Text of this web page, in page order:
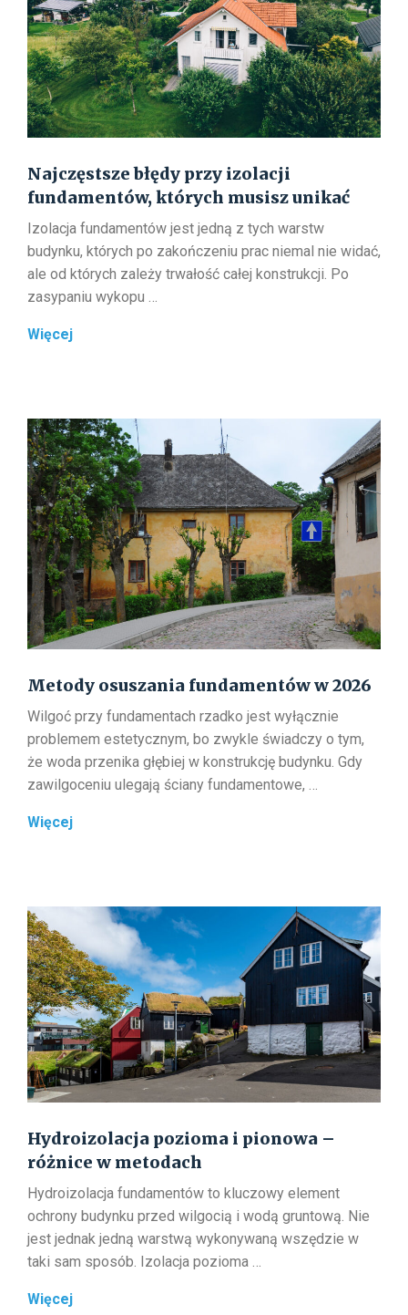
je
rozpoznać?
Najczęstsze błędy przy izolacji
fundamentów, których musisz unikać
Izolacja fundamentów jest jedną z tych warstw
budynku, których po zakończeniu prac niemal nie widać,
ale od których zależy trwałość całej konstrukcji. Po
zasypaniu wykopu …
WięcejNajczęstsze
fundamentów,
których
musisz
unikać
Metody osuszania fundamentów w 2026
Wilgoć przy fundamentach rzadko jest wyłącznie
problemem estetycznym, bo zwykle świadczy o tym,
że woda przenika głębiej w konstrukcję budynku. Gdy
zawilgoceniu ulegają ściany fundamentowe, …
WięcejMetody
2026
Hydroizolacja pozioma i pionowa –
różnice w metodach
Hydroizolacja fundamentów to kluczowy element
ochrony budynku przed wilgocią i wodą gruntową. Nie
jest jednak jedną warstwą wykonywaną wszędzie w
taki sam sposób. Izolacja pozioma …
WięcejHydroizolacja